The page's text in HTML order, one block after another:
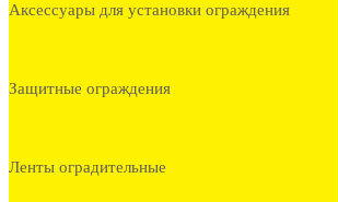
Аксессуары для установки ограждения
Защитные ограждения
Ленты оградительные